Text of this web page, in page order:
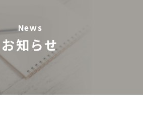
News
お知らせ